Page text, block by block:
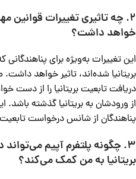
2. چه تاثیری تغییرات قوانین
خواهد داشت؟
این تغییرات به‌ویژه برای
بریتانیا شده‌اند، تاثیر خواهد
دریافت تابعیت بریتانیا را از دست
از ورودشان به بریتانیا گذشته
پناهندگان از شانس درخواست
3. چگونه پلتفرم آپیم
بریتانیا به من کمک می‌کند؟